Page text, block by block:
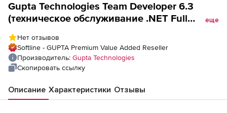
Gupta Technologies Team Developer 6.3
(техническое обслуживание .NET Full
лицензий
еще
Нет отзывов
Softline - GUPTA Premium Value Added Reseller
Производитель: Gupta Technologies
Скопировать ссылку
Описание Характеристики Отзывы